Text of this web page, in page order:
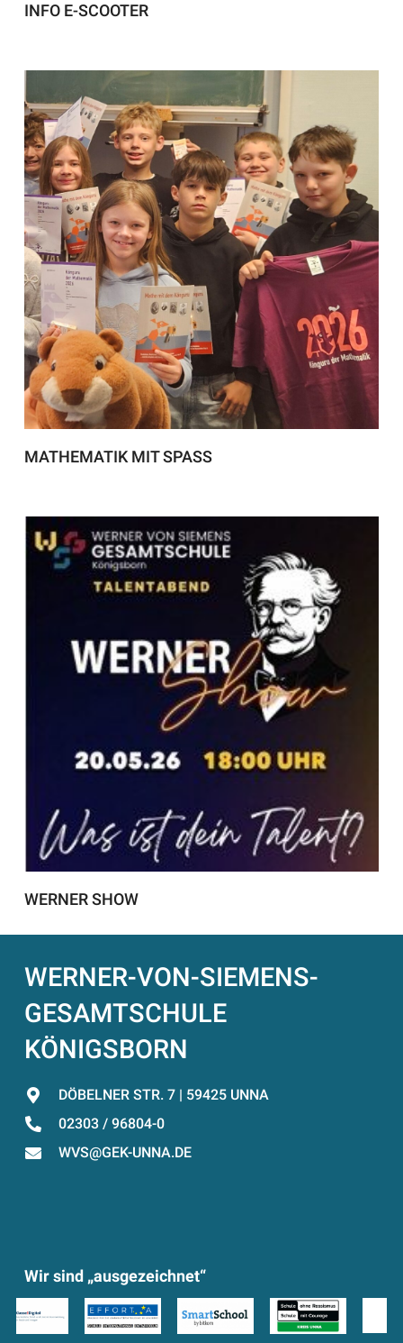
INFO E-SCOOTER
MATHEMATIK MIT SPASS
WERNER SHOW
WERNER-VON-SIEMENS-
GESAMTSCHULE
KÖNIGSBORN
DÖBELNER STR. 7 | 59425 UNNA
02303 / 96804-0
WVS@GEK-UNNA.DE
Wir sind „ausgezeichnet“